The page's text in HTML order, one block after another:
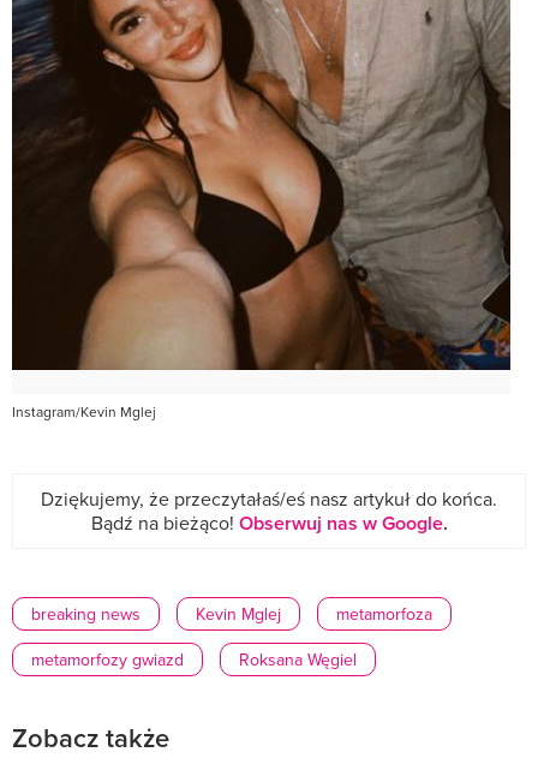
Instagram/Kevin Mglej
Dziękujemy, że przeczytałaś/eś nasz artykuł do końca.
Bądź na bieżąco! Obserwuj nas w Google.
breaking news Kevin Mglej
metamorfoza
metamorfozy gwiazd
Roksana Węgiel
Zobacz także